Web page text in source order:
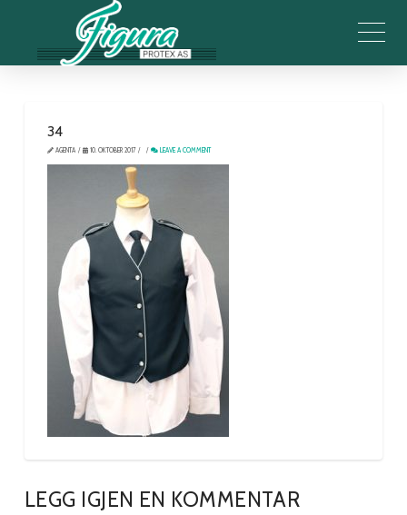
34
AGENTA 10. OKTOBER 2017 LEAVE A COMMENT
LEGG IGJEN EN KOMMENTAR